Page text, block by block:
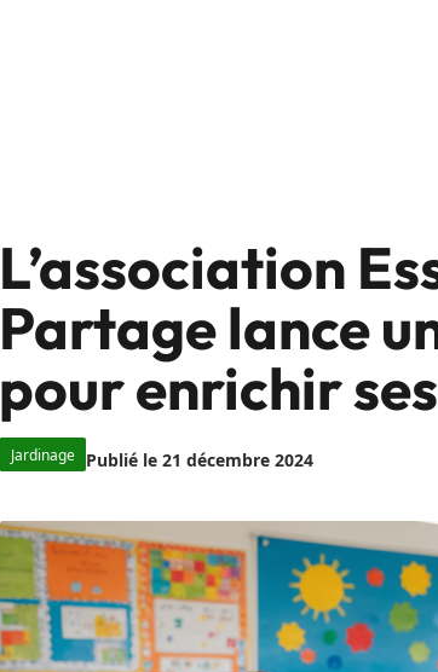
L’association
Partage lance
pour enrichir
Jardinage Publié le 21 décembre 2024